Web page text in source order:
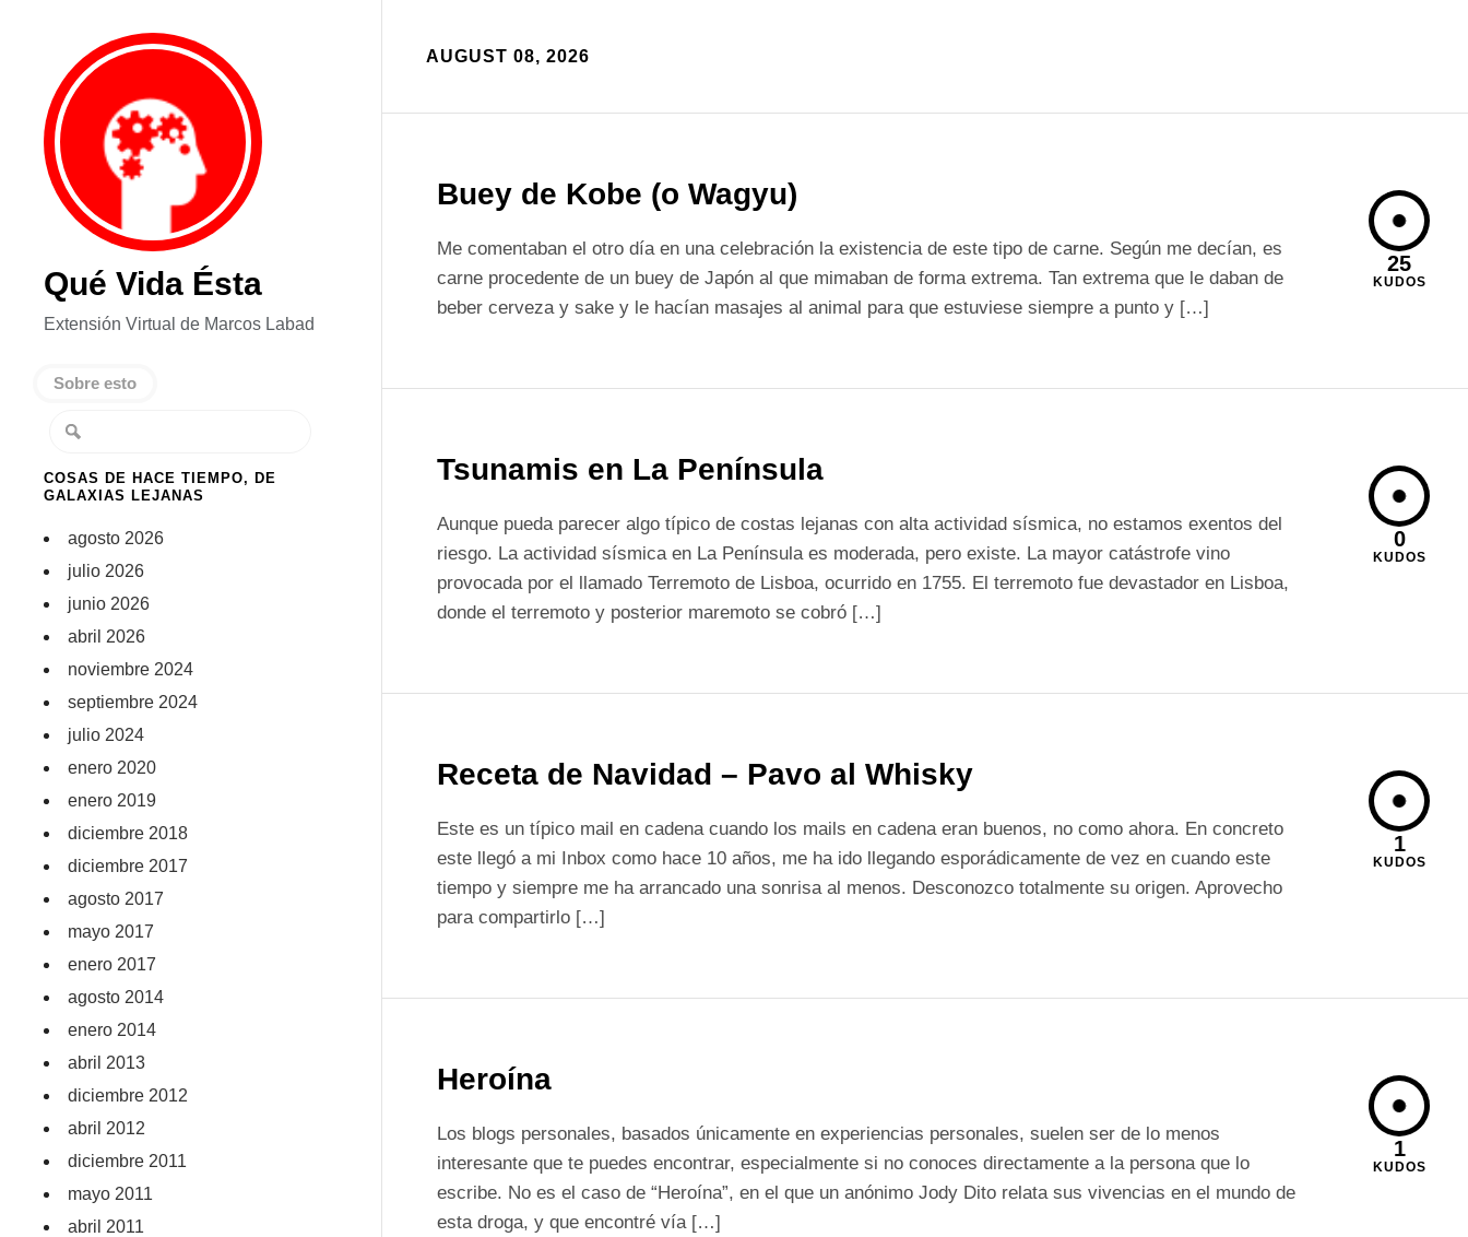
Qué Vida Ésta
Extensión Virtual de Marcos Labad
Sobre esto
COSAS DE HACE TIEMPO, DE
GALAXIAS LEJANAS
agosto 2026
julio 2026
junio 2026
abril 2026
noviembre 2024
septiembre 2024
julio 2024
enero 2020
enero 2019
diciembre 2018
diciembre 2017
agosto 2017
mayo 2017
enero 2017
agosto 2014
enero 2014
abril 2013
diciembre 2012
abril 2012
diciembre 2011
mayo 2011
abril 2011
AUGUST 08, 2026
Buey de Kobe (o Wagyu)
Me comentaban el otro día en una celebración la existencia de este tipo de carne. Según me decían, es
carne procedente de un buey de Japón al que mimaban de forma extrema. Tan extrema que le daban de
beber cerveza y sake y le hacían masajes al animal para que estuviese siempre a punto y […]
25
KUDOS
Tsunamis en La Península
Aunque pueda parecer algo típico de costas lejanas con alta actividad sísmica, no estamos exentos del
riesgo. La actividad sísmica en La Península es moderada, pero existe. La mayor catástrofe vino
provocada por el llamado Terremoto de Lisboa, ocurrido en 1755. El terremoto fue devastador en Lisboa,
donde el terremoto y posterior maremoto se cobró […]
0
KUDOS
Receta de Navidad – Pavo al Whisky
Este es un típico mail en cadena cuando los mails en cadena eran buenos, no como ahora. En concreto
este llegó a mi Inbox como hace 10 años, me ha ido llegando esporádicamente de vez en cuando este
tiempo y siempre me ha arrancado una sonrisa al menos. Desconozco totalmente su origen. Aprovecho
para compartirlo […]
1
KUDOS
Heroína
Los blogs personales, basados únicamente en experiencias personales, suelen ser de lo menos
interesante que te puedes encontrar, especialmente si no conoces directamente a la persona que lo
escribe. No es el caso de “Heroína”, en el que un anónimo Jody Dito relata sus vivencias en el mundo de
esta droga, y que encontré vía […]
1
KUDOS